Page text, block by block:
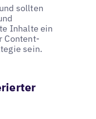
sollten
Inhalte ein
Content-
sein.